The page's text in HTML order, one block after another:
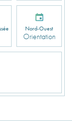
Nord-Ouest
Orientation